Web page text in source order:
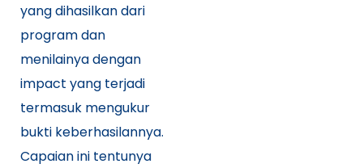
yang dihasilkan dari
program dan
menilainya dengan
impact yang terjadi
termasuk mengukur
bukti keberhasilannya.
Capaian ini tentunya